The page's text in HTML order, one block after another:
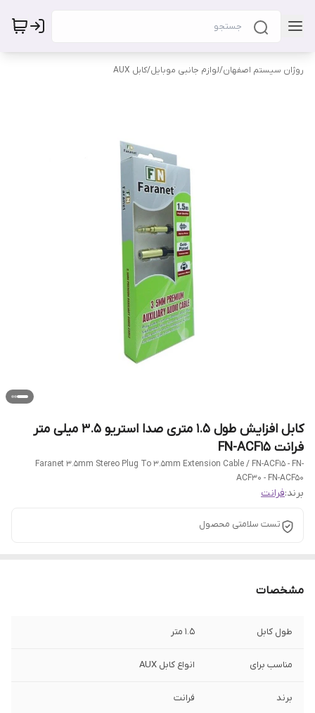
روژان سیستم اصفهان/لوازم جانبی موبایل/کابل AUX
کابل افزایش طول 1.5 متری صدا استریو 3.5 میلی متر
فرانت FN-ACF15
Faranet 3.5mm Stereo Plug To 3.5mm Extension Cable / FN-ACF15 - FN-
ACF30 - FN-ACF50
برند:فرانت
تست سلامتی محصول
مشخصات
طول کابل 1.5 متر
مناسب برای انواع کابل AUX
برند فرانت